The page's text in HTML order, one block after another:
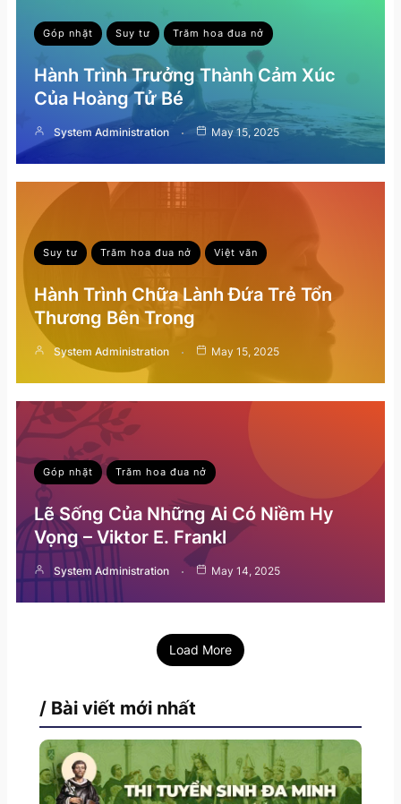
Góp nhặt Suy tư Trăm hoa đua nở
Hành Trình Trưởng Thành Cảm Xúc
Của Hoàng Tử Bé
System Administration May 15, 2025
Suy tư Trăm hoa đua nở Việt văn
Hành Trình Chữa Lành Đứa Trẻ Tổn
Thương Bên Trong
System Administration May 15, 2025
Góp nhặt Trăm hoa đua nở
Lẽ Sống Của Những Ai Có Niềm Hy
Vọng – Viktor E. Frankl
System Administration May 14, 2025
Load More
/ Bài viết mới nhất